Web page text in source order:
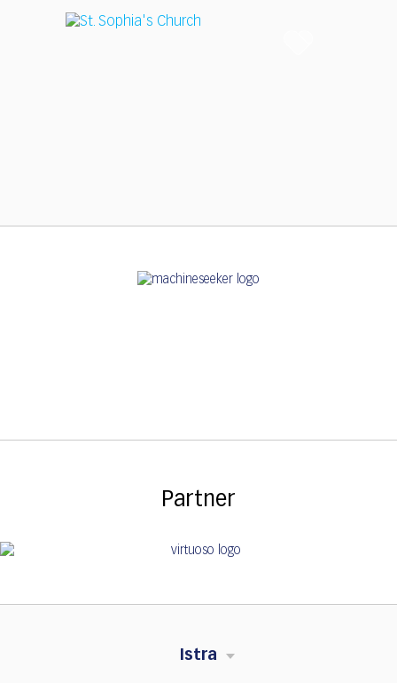
Partner
Istra